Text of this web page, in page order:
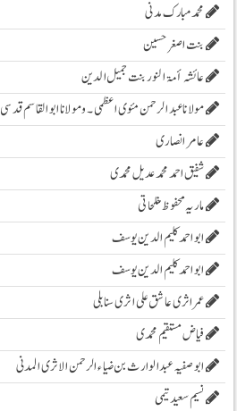
محمد مبارک مدنی
بنت اصغر حسین
عائشہ أمۃ النور بنت جمیل الدین
مولانا عبد الرحمن مئوی اعظمی ۔و مولانا ابوالقاسم قدسی
عامر انصاری
شفیق احمد محمد عدیل محمدی
ماریہ محفوظ مفلحاتی
ابو احمد کلیم الدین یوسف
ابو احمد کلیم الدین یوسف
عمر اثری عاشق علی اثری سنابلی
فیاض مستقیم محمدی
ابو صفیہ عبدالوارث بن ضیاء الرحمن الاثری المدنی
نسیم سعید تیمی